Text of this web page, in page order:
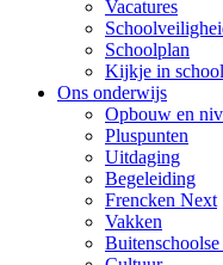
Vacatures
Schoolplan
Kijkje in school
Ons onderwijs
Opbouw en
Pluspunten
Uitdaging
Begeleiding
Frencken Next
Vakken